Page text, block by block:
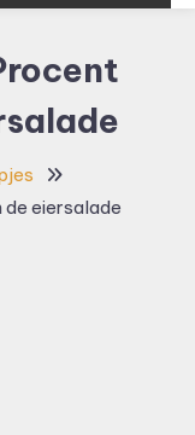
eiersalade